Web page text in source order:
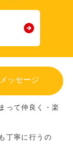
ッセージ
って仲良く・楽
丁寧に行うの